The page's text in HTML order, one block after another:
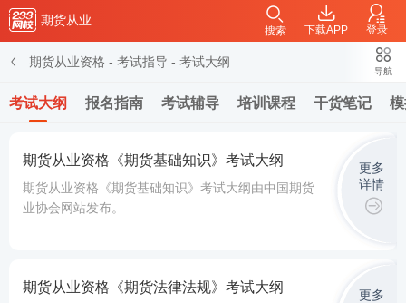
期货从业
下载APP 登录
搜索
期货从业资格 - 考试指导 - 考试大纲
考试大纲 报名指南 考试辅导 培训课程 干货笔记
导航
期货从业资格《期货基础知识》考试大纲
期货从业资格《期货基础知识》考试大纲由中国期货
业协会网站发布。
更多
详情
期货从业资格《期货法律法规》考试大纲
更多